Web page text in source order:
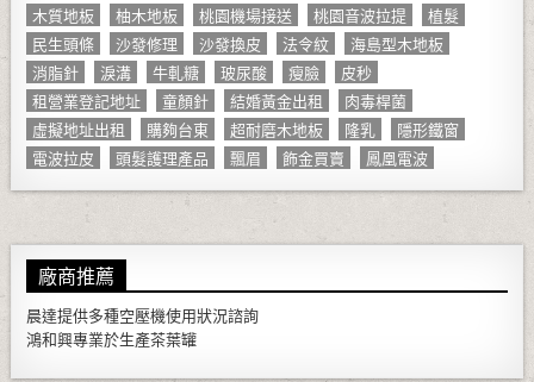
木質地板
柚木地板 桃園機場接送 桃園音波拉提
植髮
民生頭條
沙發修理 沙發換皮 法令紋
海島型木地板
消脂針
淚溝 牛軋糖 玻尿酸 瘦臉
皮秒
租營業登記地址
童顏針 結婚黃金出租
肉毒桿菌
虛擬地址出租
購夠台東 超耐磨木地板 隆乳
隱形鐵窗
電波拉皮
頭髮護理產品 飄眉 飾金買賣 鳳凰電波
廠商推薦
晨達提供多種空壓機使用狀況諮詢
鴻和興專業於生產茶葉罐